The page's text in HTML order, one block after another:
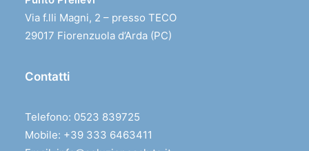
Via f.lli Magni, 2 – presso TECO
29017 Fiorenzuola d’Arda (PC)
Contatti
Telefono: 0523 839725
Mobile: +39 333 6463411